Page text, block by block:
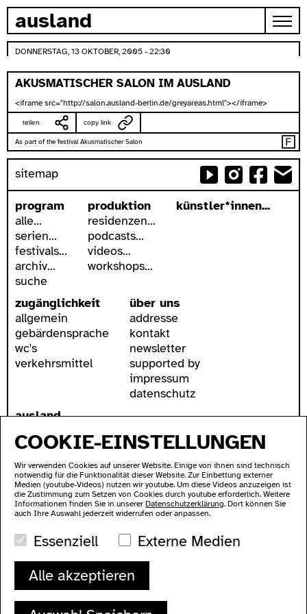
zum inhalt springen
ausland
DONNERSTAG, 13 OKTOBER, 2005 - 22:30
AKUSMATISCHER SALON IM AUSLAND
<iframe src="http://salon.ausland-berlin.de/greyareas.html"></iframe>
teilen copy link
As part of the festival Akusmatischer Salon
sitemap
program
alle...
serien...
festivals...
archiv...
suche
produktion
residenzen...
podcasts...
videos...
workshops...
künstler*innen...
zugänglichkeit
allgemein
gebärdensprache
wc's
verkehrsmittel
über uns
addresse
kontakt
newsletter
supported by
impressum
datenschutz
ausland
10437 Berlin
COOKIE-EINSTELLUNGEN
Wir verwenden Cookies auf unserer Website. Einige von ihnen sind technisch
notwendig für die Funktionalität dieser Website. Zur Einbettung externer
Medien (youtube-Videos) nutzen wir youtube. Um diese Videos anzuzeigen ist
die Zustimmung zum Setzen von Cookies durch youtube erforderlich. Weitere
Informationen finden Sie in unserer Datenschutzerklärung. Dort können Sie
auch Ihre Auswahl jederzeit widerrufen oder anpassen.
Essenziell
Externe Medien
Alle akzeptieren